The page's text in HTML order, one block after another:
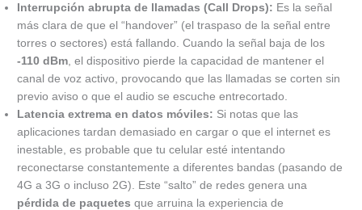
Interrupción abrupta de llamadas (Call Drops): Es la señal
más clara de que el “handover” (el traspaso de la señal entre
torres o sectores) está fallando. Cuando la señal baja de los
-110 dBm , el dispositivo pierde la capacidad de mantener el
canal de voz activo, provocando que las llamadas se corten sin
previo aviso o que el audio se escuche entrecortado.
Latencia extrema en datos móviles: Si notas que las
aplicaciones tardan demasiado en cargar o que el internet es
inestable, es probable que tu celular esté intentando
reconectarse constantemente a diferentes bandas (pasando de
4G a 3G o incluso 2G). Este “salto” de redes genera una
pérdida de paquetes que arruina la experiencia de